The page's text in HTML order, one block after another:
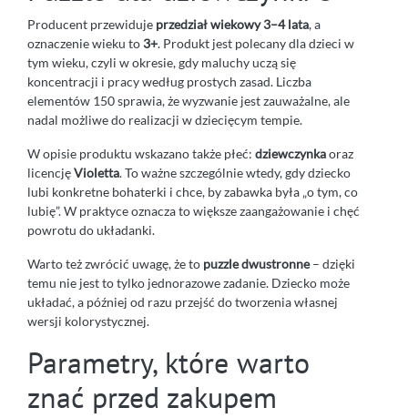
Producent przewiduje przedział wiekowy 3–4 lata, a
oznaczenie wieku to3+. Produkt jest polecany dla dzieci w
tym wieku, czyli w okresie, gdy maluchy uczą się
koncentracji i pracy według prostych zasad. Liczba
elementów 150 sprawia, że wyzwanie jest zauważalne, ale
nadal możliwe do realizacji w dziecięcym tempie.
W opisie produktu wskazano także płeć: dziewczynkaoraz
licencjęVioletta. To ważne szczególnie wtedy, gdy dziecko
lubi konkretne bohaterki i chce, by zabawka była „o tym, co
lubię”. W praktyce oznacza to większe zaangażowanie i chęć
powrotu do układanki.
Warto też zwrócić uwagę, że to puzzle dwustronne– dzięki
temu nie jest to tylko jednorazowe zadanie. Dziecko może
układać, a później od razu przejść do tworzenia własnej
wersji kolorystycznej.
Parametry, które warto
znać przed zakupem